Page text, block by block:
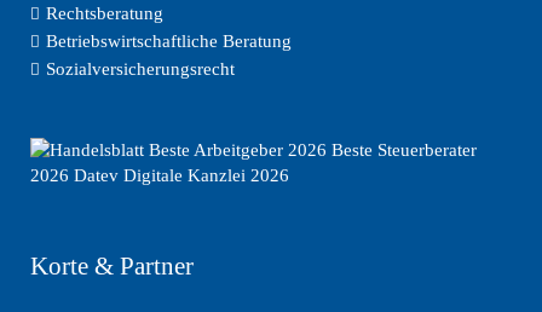
Rechtsberatung
Betriebswirtschaftliche Beratung
Sozialversicherungsrecht
Korte & Partner